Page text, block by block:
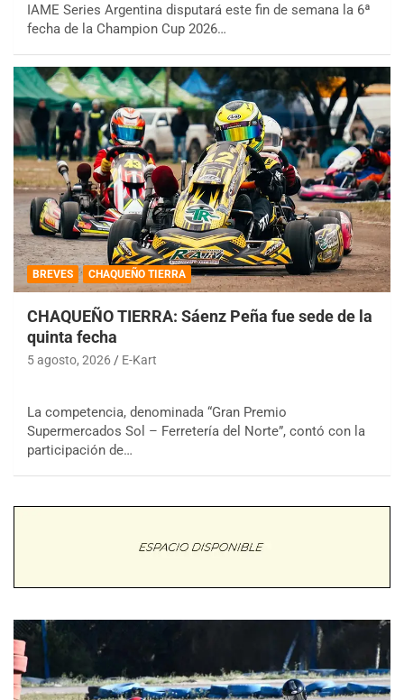
IAME Series Argentina disputará este fin de semana la 6ª
fecha de la Champion Cup 2026…
BREVES CHAQUEÑO TIERRA
CHAQUEÑO TIERRA: Sáenz Peña fue sede de la
quinta fecha
5 agosto, 2026 E-Kart
La competencia, denominada “Gran Premio
Supermercados Sol – Ferretería del Norte”, contó con la
participación de…